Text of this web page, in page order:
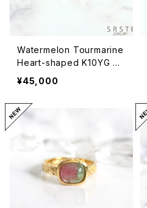
Watermelon Tourmarine
Heart-shaped K10YG Ri
ngA
¥45,000